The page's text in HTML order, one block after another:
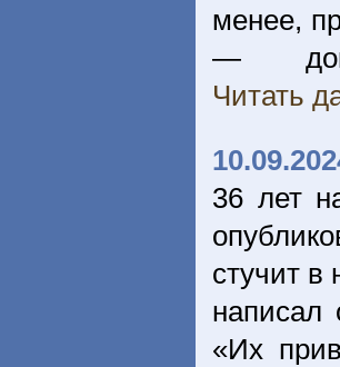
менее,
—
Читать
36 лет
стучит
написал
«Их